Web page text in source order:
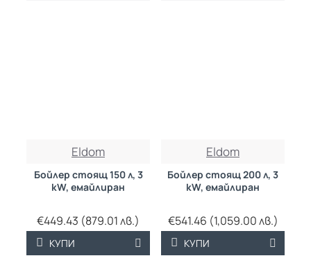
Eldom
Бойлер стоящ 150 л, 3
kW, емайлиран
€449.43 (879.01 лв.)
КУПИ
Eldom
Бойлер стоящ 200 л, 3
kW, емайлиран
€541.46 (1,059.00 лв.)
КУПИ